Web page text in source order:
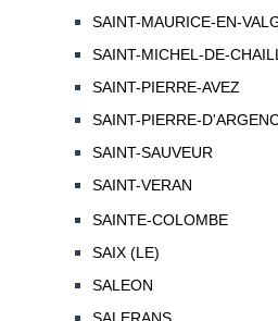
SAINT-MAURICE-EN-
SAINT-MICHEL-DE-
SAINT-PIERRE-AVEZ
SAINT-PIERRE-
SAINT-SAUVEUR
SAINT-VERAN
SAINTE-COLOMBE
SAIX (LE)
SALEON